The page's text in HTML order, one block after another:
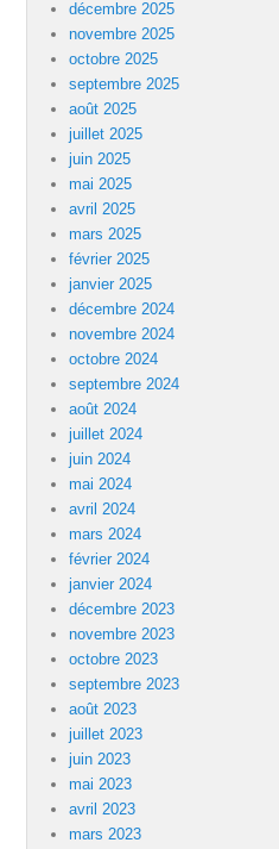
décembre 2025
novembre 2025
octobre 2025
septembre 2025
août 2025
juillet 2025
juin 2025
mai 2025
avril 2025
mars 2025
février 2025
janvier 2025
décembre 2024
novembre 2024
octobre 2024
septembre 2024
août 2024
juillet 2024
juin 2024
mai 2024
avril 2024
mars 2024
février 2024
janvier 2024
décembre 2023
novembre 2023
octobre 2023
septembre 2023
août 2023
juillet 2023
juin 2023
mai 2023
avril 2023
mars 2023